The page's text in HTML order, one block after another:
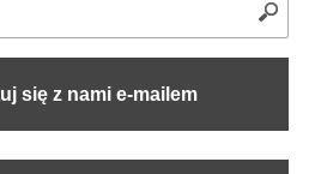
się z nami e-mailem